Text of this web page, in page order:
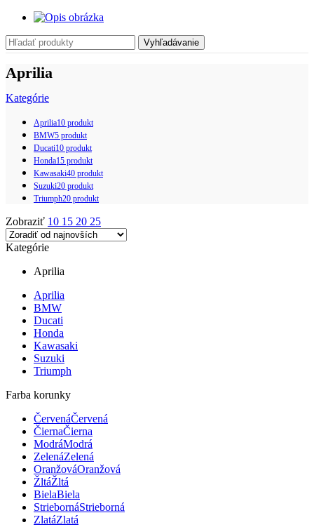
Vyhľadávanie
Aprilia
Kategórie
Aprilia10 produkt
BMW5 produkt
Ducati10 produkt
Honda15 produkt
Kawasaki40 produkt
Suzuki20 produkt
Triumph20 produkt
Zobraziť 10 15 20 25
Kategórie
Aprilia
Aprilia
BMW
Ducati
Honda
Kawasaki
Suzuki
Triumph
Farba korunky
ČervenáČervená
ČiernaČierna
ModráModrá
ZelenáZelená
OranžováOranžová
ŽltáŽltá
BielaBiela
StriebornáStrieborná
ZlatáZlatá